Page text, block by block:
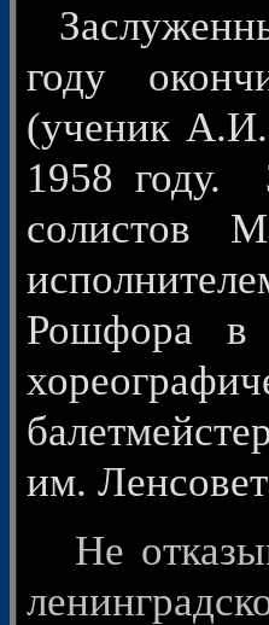
году
(ученик
1958 году.
солистов
Рошфора в
им.
Не